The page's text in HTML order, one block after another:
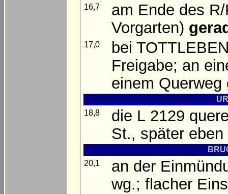
16,7
am Ende des
Vorgarten)
17,0
bei
Freigabe; an
einem Querweg
18,8
die L 2129
St., später eben
20,1
an der
wg.; flacher